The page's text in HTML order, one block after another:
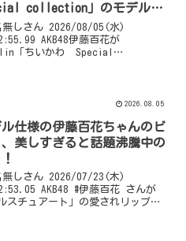
collection」のモデルに
！
しさん 2026/08/05(水)
AKB48伊藤百花が
「ちいかわ Special
2026.08.05
仕様の伊藤百花ちゃんのビ
、美しすぎると話題沸騰中の
しさん 2026/07/23(木)
AKB48 #伊藤百花 さんが
スチュアート」の愛されリップ美